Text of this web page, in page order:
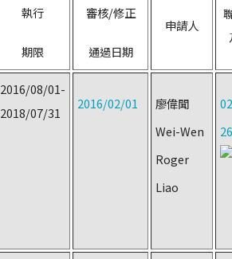
執行
期限
審核/修正
通過日期
申請人
2016/08/01-
2018/07/31
2016/02/01
廖偉聞
Wei-Wen
Roger
Liao